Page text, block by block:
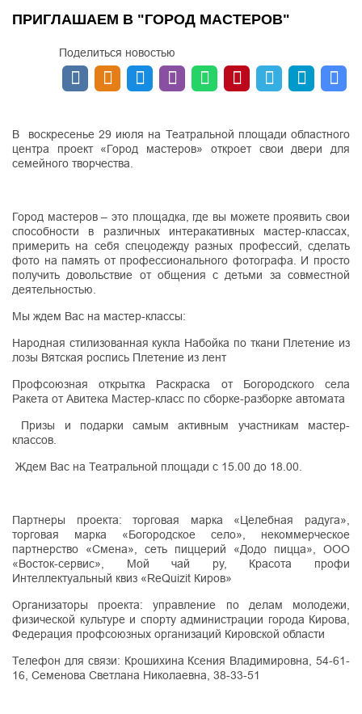
ПРИГЛАШАЕМ В "ГОРОД МАСТЕРОВ"
Поделиться новостью
В воскресенье 29 июля на Театральной площади областного
центра проект «Город мастеров» откроет свои двери для
семейного творчества.
Город мастеров – это площадка, где вы можете проявить свои
способности в различных интеракативных мастер-классах,
примерить на себя спецодежду разных профессий, сделать
фото на память от профессионального фотографа. И просто
получить довольствие от общения с детьми за совместной
деятельностью.
Мы ждем Вас на мастер-классы:
Народная стилизованная кукла Набойка по ткани Плетение из
лозы Вятская роспись Плетение из лент
Профсоюзная открытка Раскраска от Богородского села
Ракета от Авитека Мастер-класс по сборке-разборке автомата
Призы и подарки самым активным участникам мастер-
классов.
Ждем Вас на Театральной площади с 15.00 до 18.00.
Партнеры проекта: торговая марка «Целебная радуга»,
торговая марка «Богородское село», некоммерческое
партнерство «Смена», сеть пиццерий «Додо пицца», ООО
«Восток-сервис», Мой чай ру, Красота профи
Интеллектуальный квиз «ReQuizit Киров»
Организаторы проекта: управление по делам молодежи,
физической культуре и спорту администрации города Кирова,
Федерация профсоюзных организаций Кировской области
Телефон для связи: Крошихина Ксения Владимировна, 54-61-
16, Семенова Светлана Николаевна, 38-33-51